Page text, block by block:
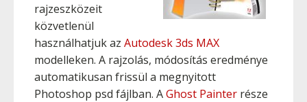
rajzeszközeit
közvetlenül
használhatjuk az Autodesk 3ds MAX
modelleken. A rajzolás, módosítás eredménye
automatikusan frissül a megnyitott
Photoshop psd fájlban. AGhost Painter része